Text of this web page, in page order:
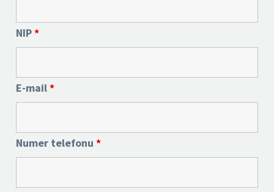
NIP*
E-mail*
Numer telefonu *